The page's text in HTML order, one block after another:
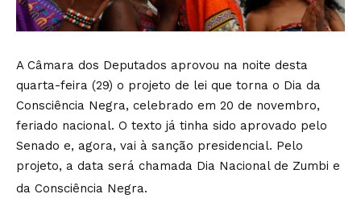
A Câmara dos Deputados aprovou na noite desta
quarta-feira (29) o projeto de lei que torna o Dia da
Consciência Negra, celebrado em 20 de novembro,
feriado nacional. O texto já tinha sido aprovado pelo
Senado e, agora, vai à sanção presidencial. Pelo
projeto, a data será chamada Dia Nacional de Zumbi e
da Consciência Negra.